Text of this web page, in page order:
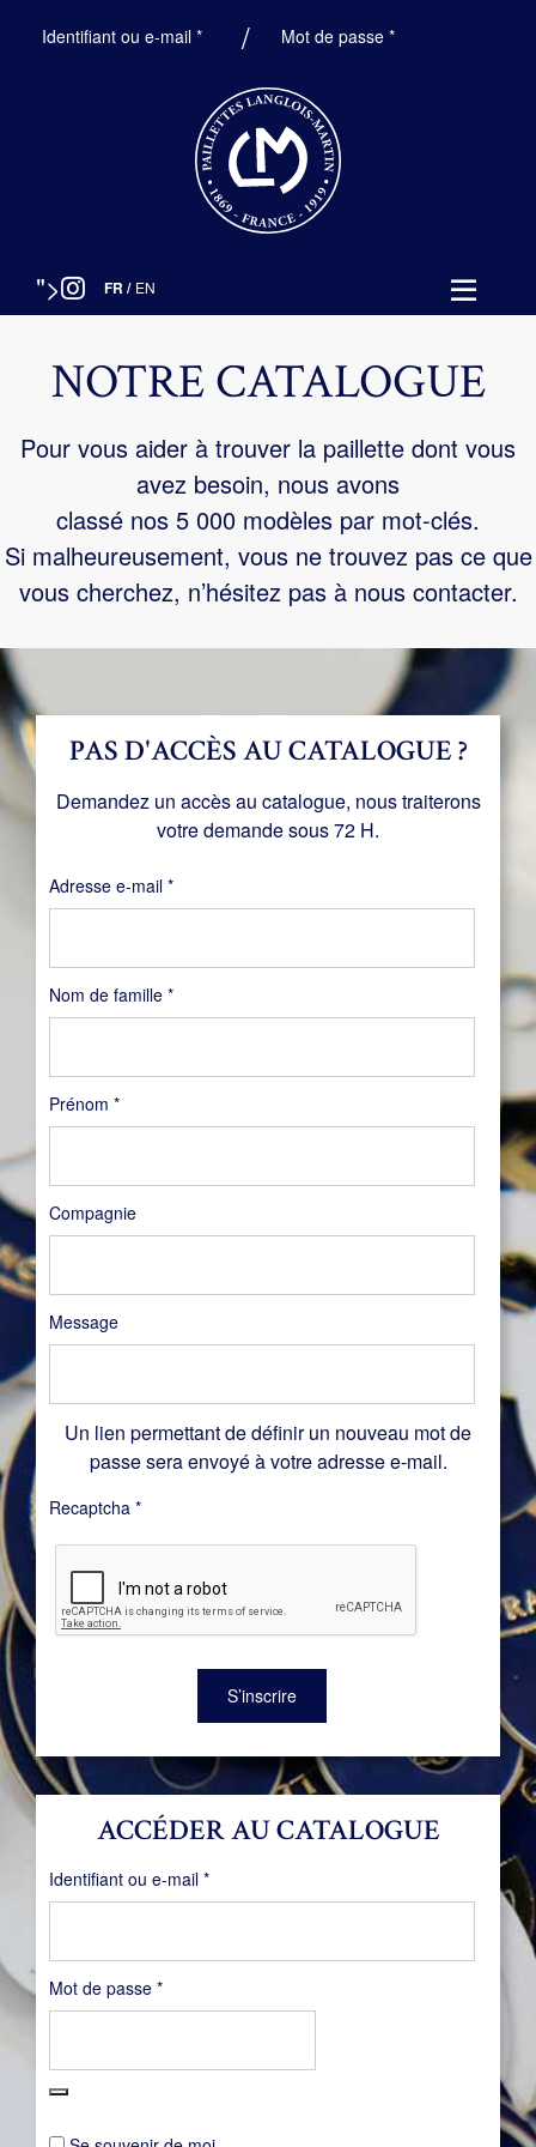
Identifiant ou e-mail *ObligatoireMot de passe*Obligatoire
"> FR / EN
NOTRE CATALOGUE
Pour vous aider à trouver la paillette dont vous
avez besoin, nous avons
classé nos 5 000 modèles par mot-clés.
Si malheureusement, vous ne trouvez pas ce que
vous cherchez, n’hésitez pas à nous contacter.
ACCÉDER AU CATALOGUE
Identifiant ou e-mail *Obligatoire
Mot de passe *Obligatoire
Nom de famille *
Prénom *
Compagnie
Message
PAS D'ACCÈS AU CATALOGUE ?
Demandez un accès au catalogue, nous traiterons
votre demande sous 72 H.
Adresse e-mail *Obligatoire
Un lien permettant de définir un nouveau mot de
passe sera envoyé à votre adresse e-mail.
Recaptcha *
S’inscrire